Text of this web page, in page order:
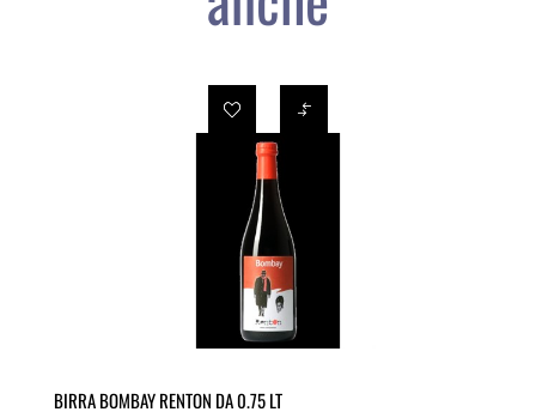
BIRRA BOMBAY RENTON DA 0.75 LT